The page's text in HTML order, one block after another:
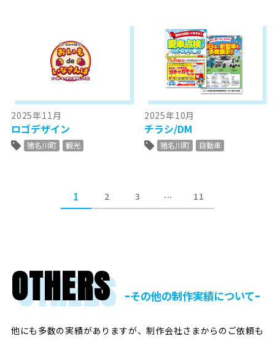
2025年11月
ロゴデザイン
猪名川町 観光
2025年10月
チラシ/DM
猪名川町 自動車
1 2 3 ... 11
OTHERS ｰその他の制作実績についてｰ
他にも多数の実績がありますが、制作会社さまからのご依頼も